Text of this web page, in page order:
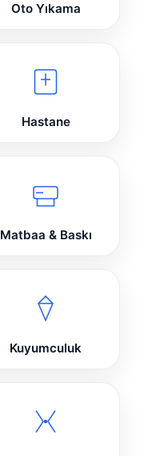
Oto Yıkama
Hastane
Matbaa & Baskı
Kuyumculuk